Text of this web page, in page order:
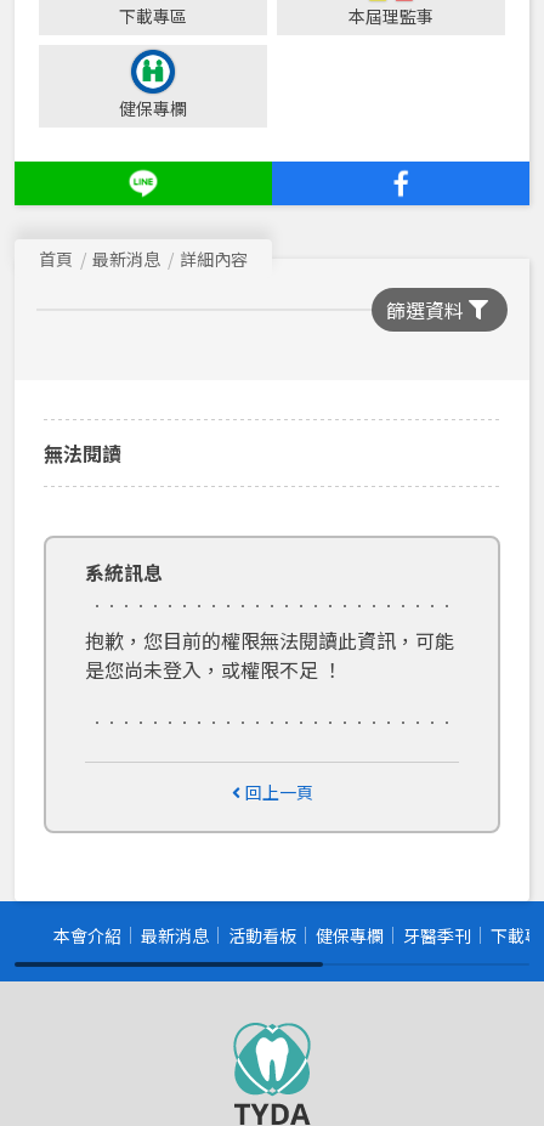
下載專區 本屆理監事
健保專欄
首頁 最新消息 詳細內容
篩選資料
無法閱讀
系統訊息
抱歉，您目前的權限無法閱讀此資訊，可能
是您尚未登入，或權限不足 ！
回上一頁
本會介紹 最新消息 活動看板 健保專欄 牙醫季刊 下載